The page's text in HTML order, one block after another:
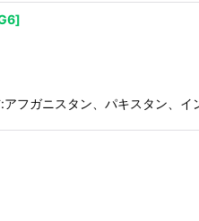
]
フガニスタン、パキスタン、